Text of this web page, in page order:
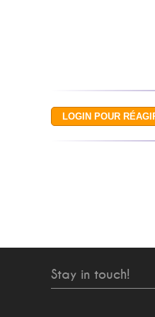
Stay in touch!